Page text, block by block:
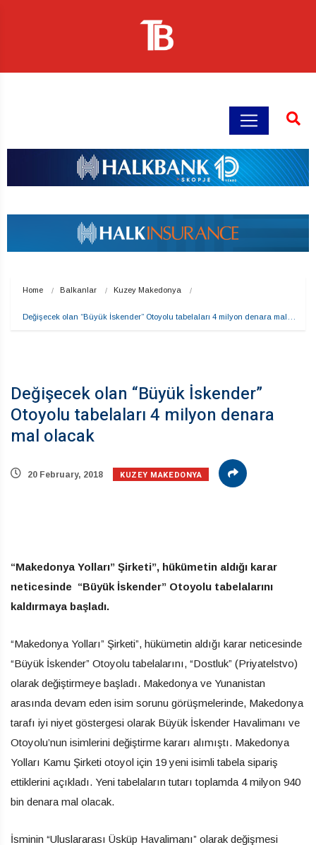
Home Balkanlar Kuzey Makedonya
Değişecek olan “Büyük İskender” Otoyolu tabelaları 4 milyon denara mal…
Değişecek olan “Büyük İskender”
Otoyolu tabelaları 4 milyon denara
mal olacak
20 February, 2018 KUZEY MAKEDONYA
“Makedonya Yolları” Şirketi”, hükümetin aldığı karar
neticesinde “Büyük İskender” Otoyolu tabelalarını
kaldırmaya başladı.
“Makedonya Yolları” Şirketi”, hükümetin aldığı karar neticesinde
“Büyük İskender” Otoyolu tabelalarını, “Dostluk” (Priyatelstvo)
olarak değiştirmeye başladı. Makedonya ve Yunanistan
arasında devam eden isim sorunu görüşmelerinde, Makedonya
tarafı iyi niyet göstergesi olarak Büyük İskender Havalimanı ve
Otoyolu’nun isimlerini değiştirme kararı alımıştı. Makedonya
Yolları Kamu Şirketi otoyol için 19 yeni isimli tabela sipariş
ettiklerini açıkladı. Yeni tabelaların tutarı toplamda 4 milyon 940
bin denara mal olacak.
İsminin “Uluslararası Üsküp Havalimanı” olarak değişmesi